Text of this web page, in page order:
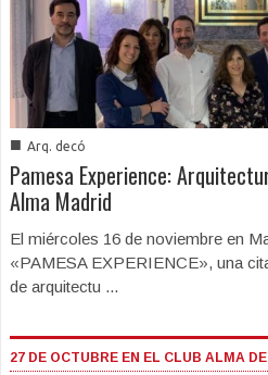
■ Arq. decó
Pamesa Experience:
Alma Madrid
El miércoles 16 de noviembre en
«PAMESA EXPERIENCE», una
de arquitectu ...
27 DE OCTUBRE EN EL CLUB ALMA